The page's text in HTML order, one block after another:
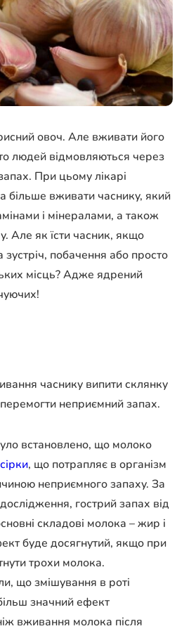
овоч. Але вживати його
людей відмовляються через
При цьому лікарі
більше вживати часнику, який
і мінералами, а також
Але як їсти часник, якщо
побачення або просто
місць? Адже ядрений
часнику випити склянку
неприємний запах.
встановлено, що молоко
сірки, що потрапляє в організм
неприємного запаху. За
гострий запах від
складові молока – жир і
буде досягнутий, якщо при
трохи молока.
що змішування в роті
значний ефект
вживання молока після